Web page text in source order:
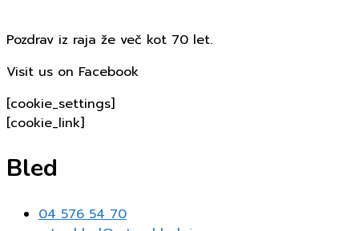
Pozdrav iz raja že več kot 70 let.
Visit us on Facebook
[cookie_settings]
[cookie_link]
Bled
04 576 54 70